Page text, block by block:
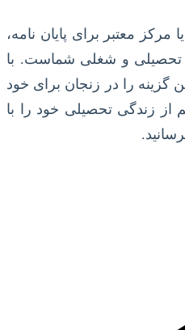
مرکز معتبر برای پایان نامه،
تحصیلی و شغلی شماست. با
گزینه را در زنجان برای خود
از زندگی تحصیلی خود را با